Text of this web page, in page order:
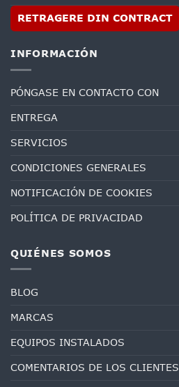
RETRAGERE DIN CONTRACT
INFORMACIÓN
PÓNGASE EN CONTACTO CON
ENTREGA
SERVICIOS
CONDICIONES GENERALES
NOTIFICACIÓN DE COOKIES
POLÍTICA DE PRIVACIDAD
QUIÉNES SOMOS
BLOG
MARCAS
EQUIPOS INSTALADOS
COMENTARIOS DE LOS CLIENTES